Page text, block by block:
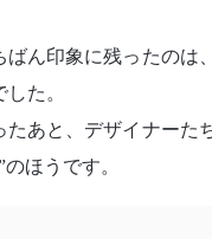
ばん印象に残ったのは
た。
たあと、デザイナーた
ほうです。